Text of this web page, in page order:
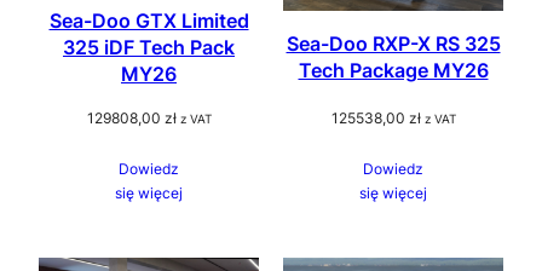
Sea-Doo GTX Limited
325 iDF Tech Pack
MY26
129808,00 zł z VAT
Dowiedz
się więcej
Sea-Doo RXP-X RS 325
Tech Package MY26
125538,00 zł z VAT
Dowiedz
się więcej